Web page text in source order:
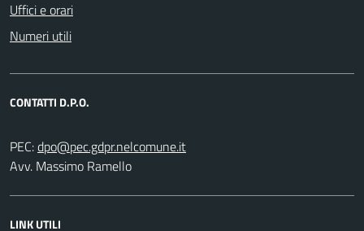
Uffici e orari
Numeri utili
CONTATTI D.P.O.
PEC:
Avv. Massimo Ramello
LINK UTILI